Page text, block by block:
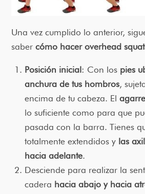
Una vez cumplido lo anterior,
saber cómo hacer overhead
Posición inicial: Con los pies
anchura de tus hombros,
encima de tu cabeza. El
lo suficiente como para que
pasada con la barra. Tienes
totalmente extendidos y las
hacia adelante.
Desciende para realizar la
cadera hacia abajo y hacia